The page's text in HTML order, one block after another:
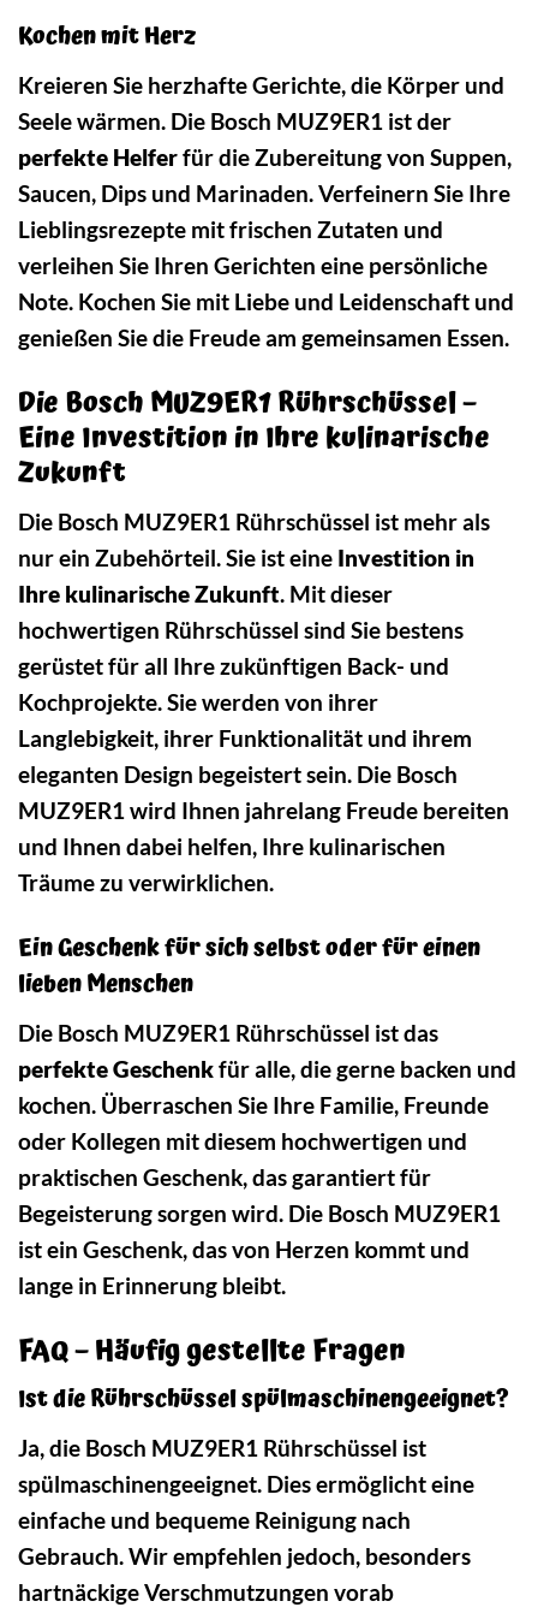
Kochen mit Herz
Kreieren Sie herzhafte Gerichte, die Körper und
Seele wärmen. Die Bosch MUZ9ER1 ist der
perfekte Helferfür die Zubereitung von Suppen,
Saucen, Dips und Marinaden. Verfeinern Sie Ihre
Lieblingsrezepte mit frischen Zutaten und
verleihen Sie Ihren Gerichten eine persönliche
Note. Kochen Sie mit Liebe und Leidenschaft und
genießen Sie die Freude am gemeinsamen Essen.
Die Bosch MUZ9ER1 Rührschüssel –
Eine Investition in Ihre kulinarische
Zukunft
Die Bosch MUZ9ER1 Rührschüssel ist mehr als
nur ein Zubehörteil. Sie ist eine Investition in
Ihre kulinarische Zukunft. Mit dieser
hochwertigen Rührschüssel sind Sie bestens
gerüstet für all Ihre zukünftigen Back- und
Kochprojekte. Sie werden von ihrer
Langlebigkeit, ihrer Funktionalität und ihrem
eleganten Design begeistert sein. Die Bosch
MUZ9ER1 wird Ihnen jahrelang Freude bereiten
und Ihnen dabei helfen, Ihre kulinarischen
Träume zu verwirklichen.
Ein Geschenk für sich selbst oder für einen
lieben Menschen
Die Bosch MUZ9ER1 Rührschüssel ist das
perfekte Geschenkfür alle, die gerne backen und
kochen. Überraschen Sie Ihre Familie, Freunde
oder Kollegen mit diesem hochwertigen und
praktischen Geschenk, das garantiert für
Begeisterung sorgen wird. Die Bosch MUZ9ER1
ist ein Geschenk, das von Herzen kommt und
lange in Erinnerung bleibt.
FAQ – Häufig gestellte Fragen
Ist die Rührschüssel spülmaschinengeeignet?
Ja, die Bosch MUZ9ER1 Rührschüssel ist
spülmaschinengeeignet. Dies ermöglicht eine
einfache und bequeme Reinigung nach
Gebrauch. Wir empfehlen jedoch, besonders
hartnäckige Verschmutzungen vorab